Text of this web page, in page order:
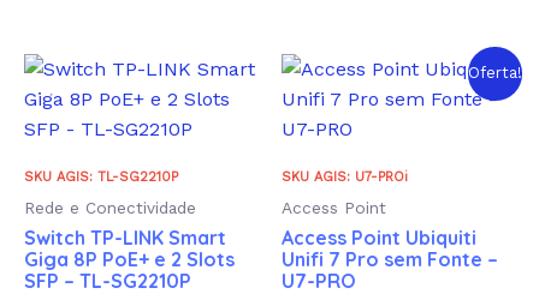
SKU AGIS: TL-SG2210P
Rede e Conectividade
Switch TP-LINK Smart
Giga 8P PoE+ e 2 Slots
SFP – TL-SG2210P
Oferta!
SKU AGIS: U7-PROi
Access Point
Access Point Ubiquiti
Unifi 7 Pro sem Fonte –
U7-PRO